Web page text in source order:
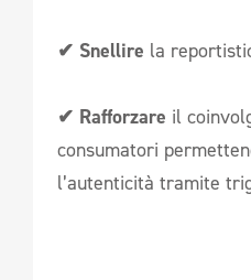
✔ Snellire la
✔ Rafforzare il
consumatori
l’autenticità tramite